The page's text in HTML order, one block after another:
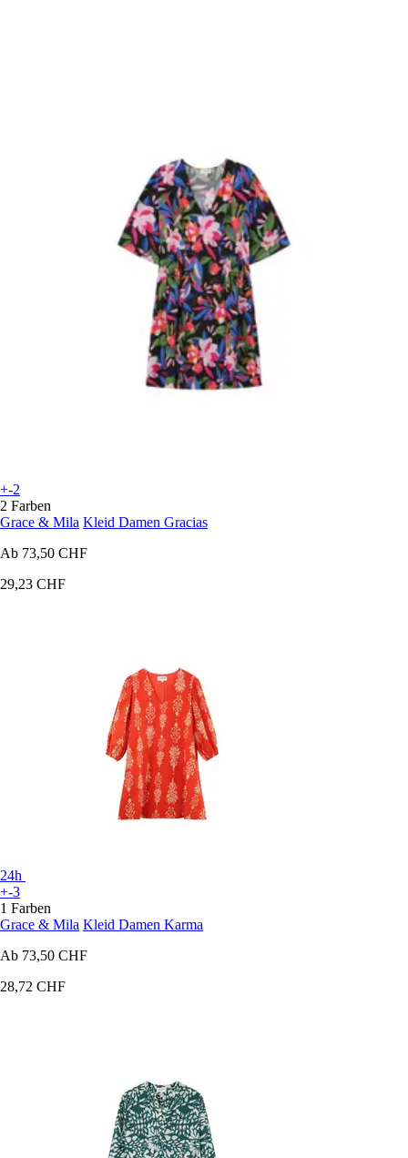
+-2
2 Farben
Grace & Mila Kleid Damen Gracias
Ab 73,50 CHF
29,23 CHF
24h
+-3
1 Farben
Grace & Mila Kleid Damen Karma
Ab 73,50 CHF
28,72 CHF